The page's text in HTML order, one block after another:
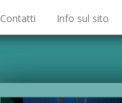
Contatti Info sul sito